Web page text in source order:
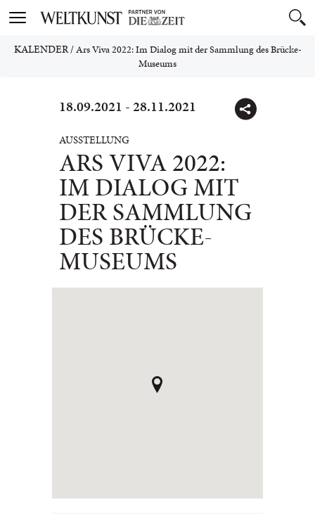
Toggle
KALENDER/Ars Viva 2022: Im Dialog mit der Sammlung des Brücke-
Museums
18.09.2021 - 28.11.2021
AUSSTELLUNG
ARS VIVA 2022:
IM DIALOG MIT
DER SAMMLUNG
DES BRÜCKE-
MUSEUMS